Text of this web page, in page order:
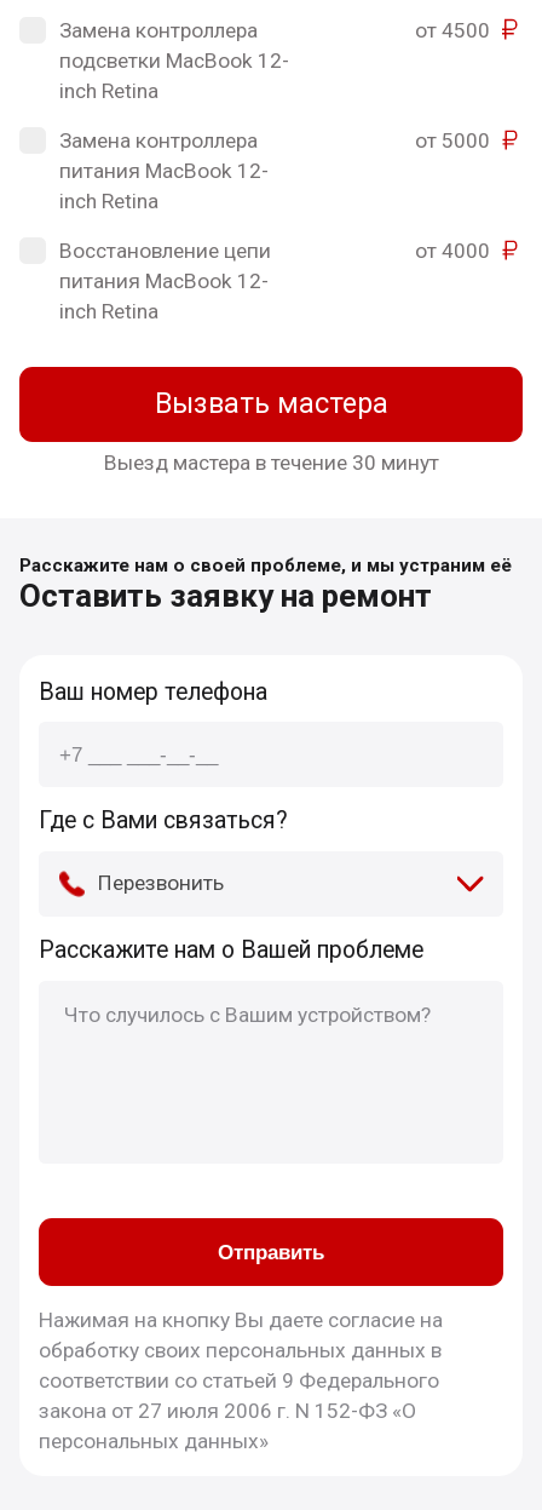
Замена контроллера
подсветки MacBook 12-
inch Retina
от 4500
Замена контроллера
питания MacBook 12-
inch Retina
от 5000
Восстановление цепи
питания MacBook 12-
inch Retina
от 4000
Вызвать мастера
Выезд мастера в течение 30 минут
Расскажите нам о своей проблеме, и мы устраним её
Оставить заявку на ремонт
Ваш номер телефона
Где с Вами связаться?
Перезвонить
Расскажите нам о Вашей проблеме
Отправить
Нажимая на кнопку Вы даете согласие на
обработку своих персональных данных в
соответствии со статьей 9 Федерального
закона от 27 июля 2006 г. N 152-ФЗ «О
персональных данных»